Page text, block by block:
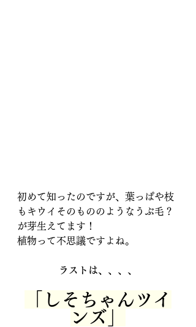
初めて知ったのですが、葉っぱや枝
もキウイそのもののようなうぶ毛？
が芽生えてます！
植物って不思議ですよね。
ラストは、、、、
「しそちゃんツイ
ンズ」